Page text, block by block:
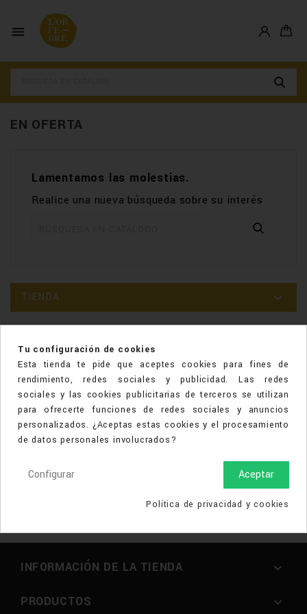

EN OFERTA
Lamentamos las molestias.
Realice una nueva búsqueda sobre su interés
TIENDA 
Bienvenidos a nuestra página web, donde conoceréis todas
nuestra tienda y nuestro equipo, servicios y productos.
L'Orfebre Joyeros, ofrecemos joyas de calidad con una
exquisita atención a nuestros clientes y visitantes, siempre
INFORMACIÓN DE LA TIENDA 
PRODUCTOS 
Tu configuración de cookies
Esta tienda te pide que aceptes cookies para fines de
rendimiento, redes sociales y publicidad. Las redes
sociales y las cookies publicitarias de terceros se utilizan
para ofrecerte funciones de redes sociales y anuncios
personalizados. ¿Aceptas estas cookies y el procesamiento
de datos personales involucrados?
Aceptar
Configurar
Política de privacidad y cookies